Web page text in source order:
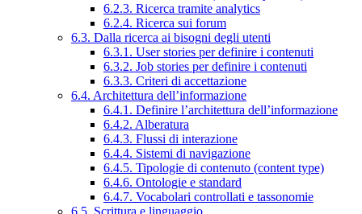
6.2.3. Ricerca tramite analytics
6.2.4. Ricerca sui forum
6.3. Dalla ricerca ai bisogni degli utenti
6.3.1. User stories per definire i contenuti
6.3.2. Job stories per definire i contenuti
6.3.3. Criteri di accettazione
6.4. Architettura dell’informazione
6.4.1. Definire l’architettura dell’informazione
6.4.2. Alberatura
6.4.3. Flussi di interazione
6.4.4. Sistemi di navigazione
6.4.5. Tipologie di contenuto (content type)
6.4.6. Ontologie e standard
6.4.7. Vocabolari controllati e tassonomie
6.5. Scrittura e linguaggio